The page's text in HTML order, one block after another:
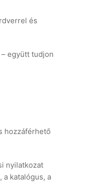
és
együtt tudjon
hozzáférhető
nyilatkozat
katalógus, a